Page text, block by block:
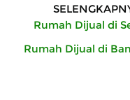
Rumah Dijual di
Rumah Dijual di